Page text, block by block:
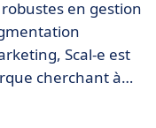
en gestion
Scal-e est
cherchant à